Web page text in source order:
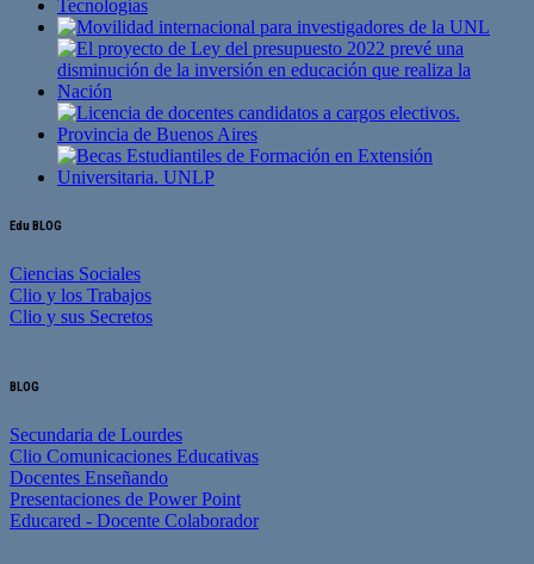
Edu BLOG
Ciencias Sociales
Clio y los Trabajos
Clio y sus Secretos
BLOG
Secundaria de Lourdes
Clio Comunicaciones Educativas
Docentes Enseñando
Presentaciones de Power Point
Educared - Docente Colaborador